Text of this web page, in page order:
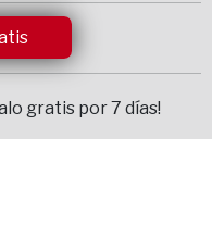
gratis por 7 días!